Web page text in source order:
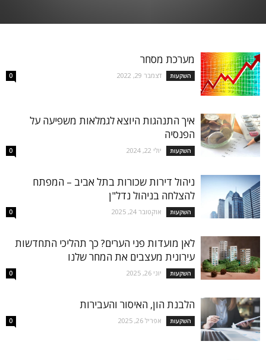
מערכת מסחר
השקעות דצמבר 29, 2022 0
איך התנהגות היוצא לגמלאות משפיעה על
הפנסיה
השקעות יולי 22, 2024 0
ניהול דירות שכורות בתל אביב – המפתח
להצלחה בניהול נדל"ן
השקעות אוקטובר 24, 2025 0
לאן מועדות פני הערים? כך תהליכי התחדשות
עירונית מעצבים את המחר שלנו
השקעות יוני 26, 2025 0
הלבנת הון, האיסור והעבירות
השקעות אפריל 26, 2025 0